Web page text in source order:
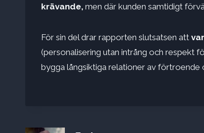
krävande, men där kunden samtidigt
För sin del drar rapporten slutsatsen att
(personalisering utan intrång och respekt
bygga långsiktiga relationer av förtroende